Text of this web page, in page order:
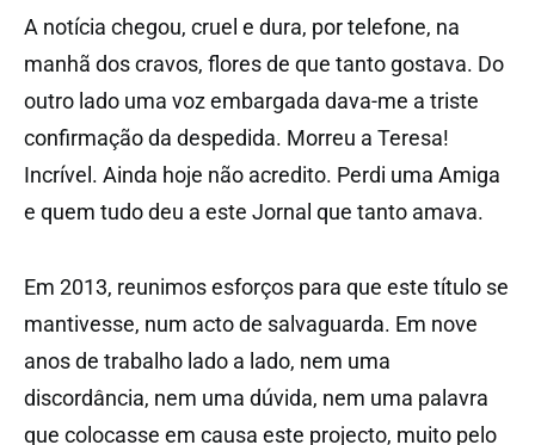
A notícia chegou, cruel e dura, por telefone, na
manhã dos cravos, flores de que tanto gostava. Do
outro lado uma voz embargada dava-me a triste
confirmação da despedida. Morreu a Teresa!
Incrível. Ainda hoje não acredito. Perdi uma Amiga
e quem tudo deu a este Jornal que tanto amava.
Em 2013, reunimos esforços para que este título se
mantivesse, num acto de salvaguarda. Em nove
anos de trabalho lado a lado, nem uma
discordância, nem uma dúvida, nem uma palavra
que colocasse em causa este projecto, muito pelo